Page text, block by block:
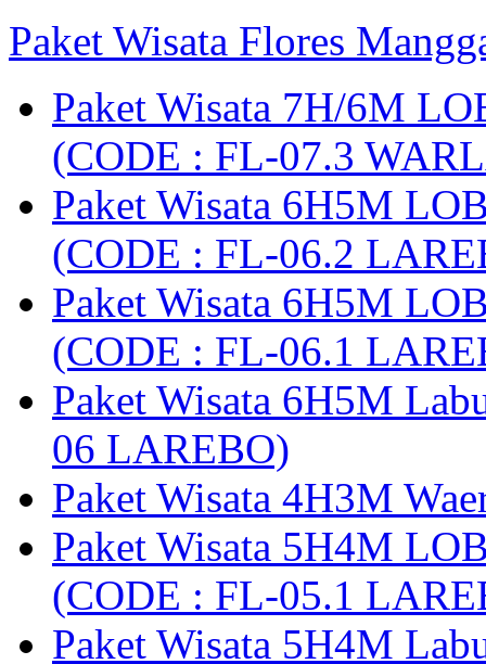
Paket Wisata Flores
Paket Wisata 7H/6M
(CODE : FL-07.3
Paket Wisata 6H5M
(CODE : FL-06.2
Paket Wisata 6H5M
(CODE : FL-06.1
Paket Wisata 6H5M
06 LAREBO)
Paket Wisata 4H3M
Paket Wisata 5H4M
(CODE : FL-05.1
Paket Wisata 5H4M